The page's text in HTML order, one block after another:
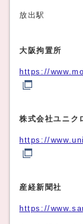
放出駅
大阪拘置所
https://
株式会社ユニク
https://
産経新聞社
https://